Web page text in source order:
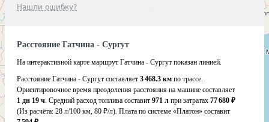
Нашли ошибку?
Расстояние Гатчина - Сургут
На интерактивной карте маршрут Гатчина - Сургут показан линией.
Расстояние Гатчина - Сургут составляет 3 468.3 км по трассе.
Ориентировочное время преодоления расстояния на машине составляет
1 дн 19 ч. Средний расход топлива составит 971 л при затратах 77 680 ₽
(Из расчёта: 28 л/100 км, 80 ₽/л). Плата по системе «Платон» составит